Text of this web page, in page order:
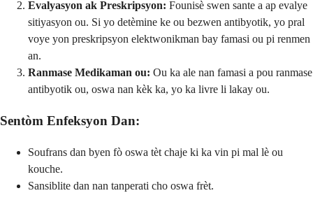
Evalyasyon ak Preskripsyon: Founisè swen sante a ap evalye
sitiyasyon ou. Si yo detèmine ke ou bezwen antibyotik, yo pral
voye yon preskripsyon elektwonikman bay famasi ou pi renmen
an.
Ranmase Medikaman ou: Ou ka ale nan famasi a pou ranmase
antibyotik ou, oswa nan kèk ka, yo ka livre li lakay ou.
Sentòm Enfeksyon Dan:
Soufrans dan byen fò oswa tèt chaje ki ka vin pi mal lè ou
kouche.
Sansiblite dan nan tanperati cho oswa frèt.